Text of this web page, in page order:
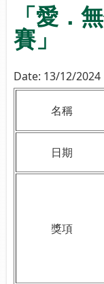
「愛．
賽」
Date: 13/12/2024
名稱
日期
獎項